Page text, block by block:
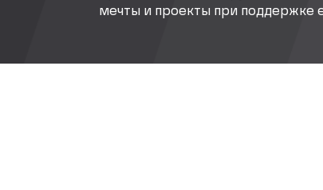
мечты и проекты при поддержке